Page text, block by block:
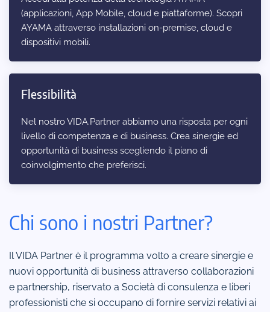
(applicazioni, App Mobile, cloud e piattaforme). Scopri
AYAMA attraverso installazioni on-premise, cloud e
dispositivi mobili.
Flessibilità
Nel nostro VIDA.Partner abbiamo una risposta per ogni
livello di competenza e di business. Crea sinergie ed
opportunità di business scegliendo il piano di
coinvolgimento che preferisci.
Chi sono i nostri Partner?
Il VIDA Partner è il programma volto a creare sinergie e
nuovi opportunità di business attraverso collaborazioni
e partnership, riservato a Società di consulenza e liberi
professionisti che si occupano di fornire servizi relativi ai